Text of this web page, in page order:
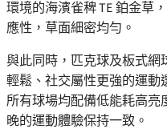
環境的海濱雀稗 TE 鉑金草
應性，草面細密均勻。
與此同時，匹克球及板式網
輕鬆、社交屬性更強的運動
所有球場均配備低能耗高亮
晚的運動體驗保持一致。